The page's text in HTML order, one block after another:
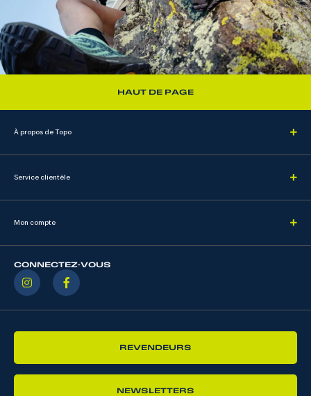
HAUT DE PAGE
À propos de Topo
Service clientèle
Mon compte
CONNECTEZ-VOUS
REVENDEURS
NEWSLETTERS